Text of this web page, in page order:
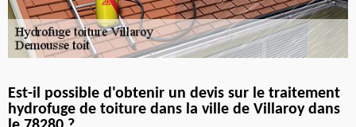
Est-il possible d'obtenir un devis sur le traitement
hydrofuge de toiture dans la ville de Villaroy dans